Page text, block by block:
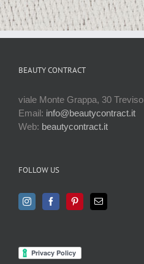
BEAUTY CONTRACT
viale Monte Grappa, 30 Treviso
Email: info@beautycontract.it
Web: beautycontract.it
FOLLOW US